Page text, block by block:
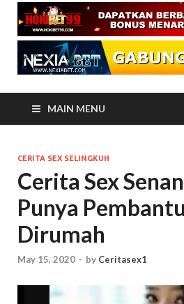
MAIN MENU
CERITA SEX SELINGKUH
Cerita Sex
Punya
Dirumah
May 15, 2020 - by Ceritasex1